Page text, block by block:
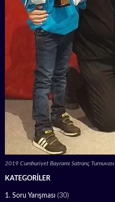
2019 Cumhuriyet Bayramı Satranç Turnuvası
KATEGORILER
1. Soru Yarışması (30)